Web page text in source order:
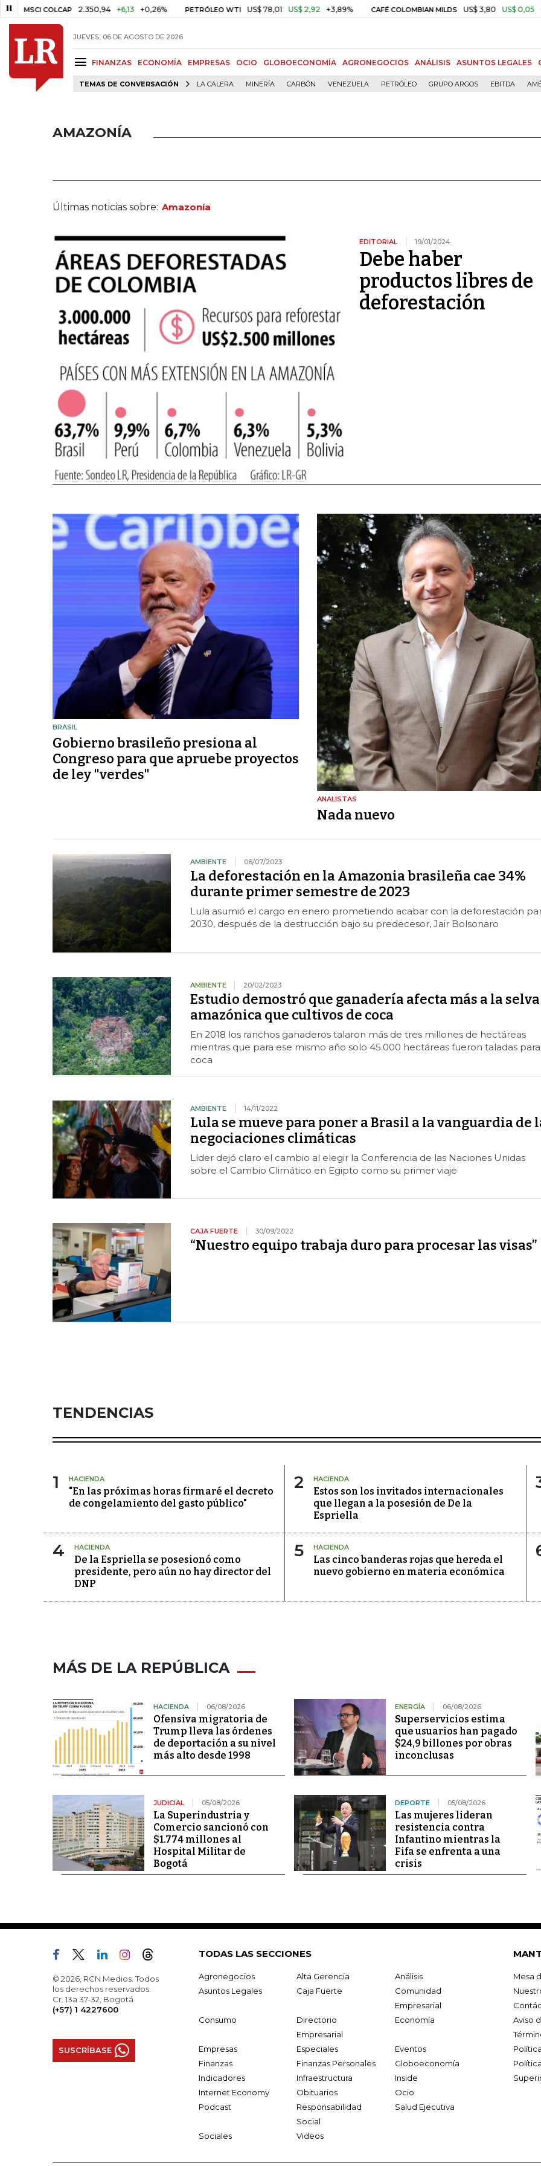
COLCAP 2.350,94 +6,13 +0,26% PETRÓLEO WTI US$ 78,01 US$ 2,92 +3,89% CAFÉ COLOMBIAN MILDS US$ 3,80 US$ 0,05 +1,40%
JUEVES, 06 DE AGOSTO DE 2026
FINANZAS ECONOMÍA EMPRESAS OCIO GLOBOECONOMÍA AGRONEGOCIOS ANÁLISIS ASUNTOS LEGALES
TEMAS DE CONVERSACIÓN LA CALERA MINERÍA CARBÓN VENEZUELA PETRÓLEO GRUPO ARGOS EBITDA
AMAZONÍA
Últimas noticias sobre: Amazonía
EDITORIAL 19/01/2024
Debe haber
productos libres de
deforestación
BRASIL
Gobierno brasileño presiona al
Congreso para que apruebe proyectos
de ley "verdes"
ANALISTAS
Nada nuevo
AMBIENTE 06/07/2023
La deforestación en la Amazonia brasileña cae 34%
durante primer semestre de 2023
Lula asumió el cargo en enero prometiendo acabar con la deforestación
2030, después de la destrucción bajo su predecesor, Jair Bolsonaro
AMBIENTE 20/02/2023
Estudio demostró que ganadería afecta más a la selva
amazónica que cultivos de coca
En 2018 los ranchos ganaderos talaron más de tres millones de hectáreas
mientras que para ese mismo año solo 45.000 hectáreas fueron taladas para
coca
AMBIENTE 14/11/2022
Lula se mueve para poner a Brasil a la vanguardia de
negociaciones climáticas
Líder dejó claro el cambio al elegir la Conferencia de las Naciones Unidas
sobre el Cambio Climático en Egipto como su primer viaje
CAJA FUERTE 30/09/2022
“Nuestro equipo trabaja duro para procesar las visas”
TENDENCIAS
1 HACIENDA
"En las próximas horas firmaré el decreto
de congelamiento del gasto público"
2 HACIENDA
Estos son los invitados internacionales
que llegan a la posesión de De la
Espriella
4 HACIENDA
De la Espriella se posesionó como
presidente, pero aún no hay director del
DNP
5 HACIENDA
Las cinco banderas rojas que hereda el
nuevo gobierno en materia económica
MÁS DE LA REPÚBLICA
HACIENDA 06/08/2026
Ofensiva migratoria de
Trump lleva las órdenes
de deportación a su nivel
más alto desde 1998
ENERGÍA 06/08/2026
Superservicios estima
que usuarios han pagado
$24,9 billones por obras
inconclusas
JUDICIAL 05/08/2026
La Superindustria y
Comercio sancionó con
$1.774 millones al
Hospital Militar de
Bogotá
DEPORTE 05/08/2026
Las mujeres lideran
resistencia contra
Infantino mientras la
Fifa se enfrenta a una
crisis
© 2026, RCN Medios. Todos
los derechos reservados.
Cr. 13a 37-32, Bogotá
(+57) 1 4227600
SUSCRÍBASE
TODAS LAS SECCIONES
Agronegocios Alta Gerencia
Análisis
Asuntos Legales
Caja Fuerte
Comunidad
Empresarial
Consumo
Directorio
Empresarial
Economía
Empresas Especiales
Eventos
Finanzas
Finanzas Personales
Globoeconomía
Indicadores
Infraestructura
Inside
Internet Economy
Obituarios
Ocio
Podcast
Responsabilidad
Social
Salud Ejecutiva
Sociales Videos
Mesa
Aviso